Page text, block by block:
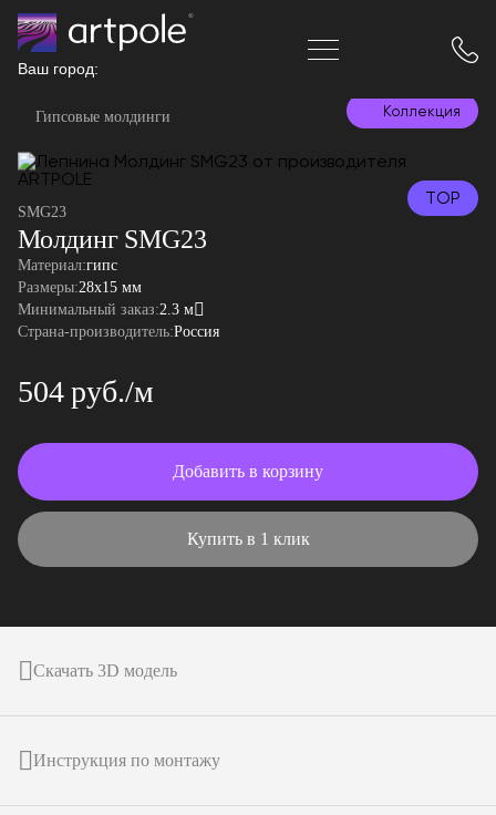
Ваш город:
Гипсовые молдинги Коллекция
TOP
SMG23
Молдинг SMG23
Материал:гипс
Размеры:28x15 мм
Минимальный заказ:2.3 м
Страна-производитель:Россия
504 руб./м
Добавить в корзину
Купить в 1 клик
Скачать 3D модель
Инструкция по монтажу